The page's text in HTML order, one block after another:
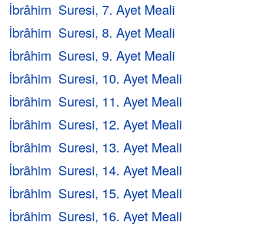
İbrâhim Suresi, 7. Ayet Meali
İbrâhim Suresi, 8. Ayet Meali
İbrâhim Suresi, 9. Ayet Meali
İbrâhim Suresi, 10. Ayet Meali
İbrâhim Suresi, 11. Ayet Meali
İbrâhim Suresi, 12. Ayet Meali
İbrâhim Suresi, 13. Ayet Meali
İbrâhim Suresi, 14. Ayet Meali
İbrâhim Suresi, 15. Ayet Meali
İbrâhim Suresi, 16. Ayet Meali